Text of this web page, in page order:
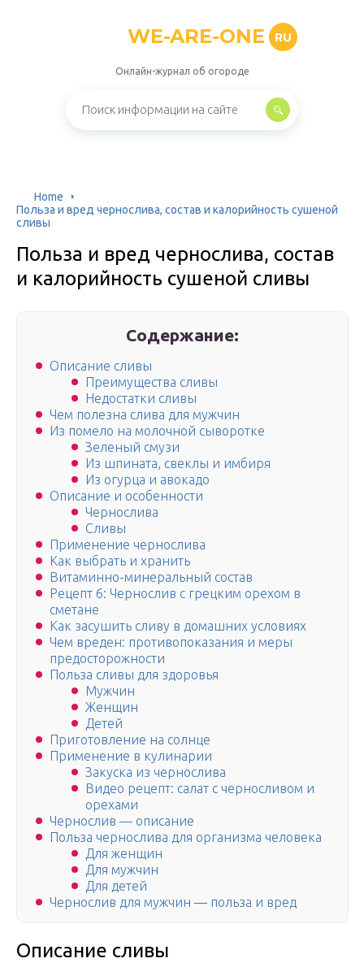
WE-ARE-ONE RU
Онлайн-журнал об огороде
Home
Польза и вред чернослива, состав и калорийность сушеной
сливы
Польза и вред чернослива, состав
и калорийность сушеной сливы
Содержание:
Описание сливы
Преимущества сливы
Недостатки сливы
Чем полезна слива для мужчин
Из помело на молочной сыворотке
Зеленый смузи
Из шпината, свеклы и имбиря
Из огурца и авокадо
Описание и особенности
Чернослива
Сливы
Применение чернослива
Как выбрать и хранить
Витаминно-минеральный состав
Рецепт 6: Чернослив с грецким орехом в
сметане
Как засушить сливу в домашних условиях
Чем вреден: противопоказания и меры
предосторожности
Польза сливы для здоровья
Мужчин
Женщин
Детей
Приготовление на солнце
Применение в кулинарии
Закуска из чернослива
Видео рецепт: салат с черносливом и
орехами
Чернослив — описание
Польза чернослива для организма человека
Для женщин
Для мужчин
Для детей
Чернослив для мужчин — польза и вред
Описание сливы